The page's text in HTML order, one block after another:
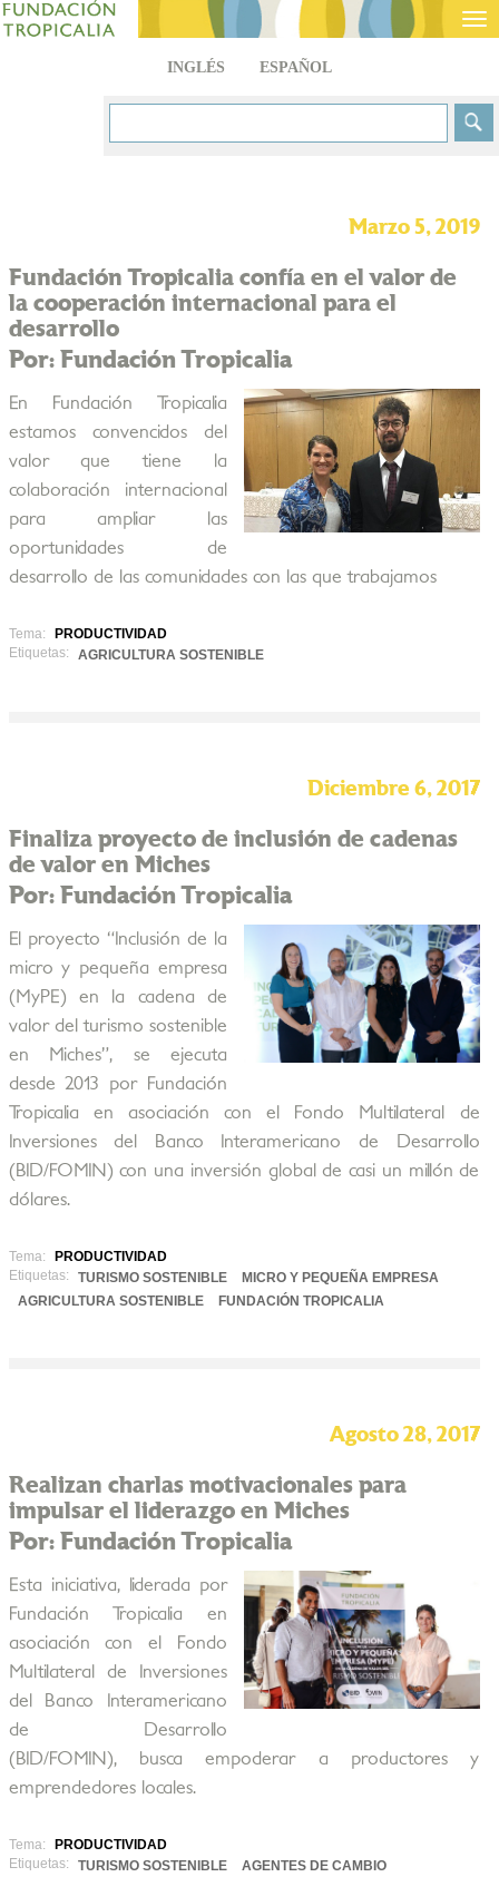
INGLÉS ESPAÑOL
Marzo 5, 2019
Fundación Tropicalia confía en el valor de
la cooperación internacional para el
desarrollo
Por: Fundación Tropicalia
En Fundación Tropicalia
estamos convencidos del
valor que tiene la
colaboración internacional
para ampliar las
oportunidades de
desarrollo de las comunidades con las que trabajamos
Tema:
PRODUCTIVIDAD
Etiquetas:
AGRICULTURA SOSTENIBLE
Diciembre 6, 2017
Finaliza proyecto de inclusión de cadenas
de valor en Miches
Por: Fundación Tropicalia
El proyecto “Inclusión de la
micro y pequeña empresa
(MyPE) en la cadena de
valor del turismo sostenible
en Miches”, se ejecuta
desde 2013 por Fundación
Tropicalia en asociación con el Fondo Multilateral de
Inversiones del Banco Interamericano de Desarrollo
(BID/FOMIN) con una inversión global de casi un millón de
dólares.
Tema:
PRODUCTIVIDAD
Etiquetas:
TURISMO SOSTENIBLE
MICRO Y PEQUEÑA EMPRESA
AGRICULTURA SOSTENIBLE
FUNDACIÓN TROPICALIA
Agosto 28, 2017
Realizan charlas motivacionales para
impulsar el liderazgo en Miches
Por: Fundación Tropicalia
Esta iniciativa, liderada por
Fundación Tropicalia en
asociación con el Fondo
Multilateral de Inversiones
del Banco Interamericano
de Desarrollo
(BID/FOMIN), busca empoderar a productores y
emprendedores locales.
Tema:
PRODUCTIVIDAD
Etiquetas:
TURISMO SOSTENIBLE
AGENTES DE CAMBIO